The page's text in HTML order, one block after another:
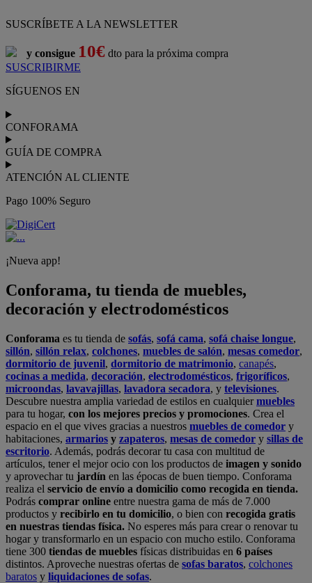
SUSCRÍBETE A LA NEWSLETTER
y consigue 10€ dto para la próxima compra
SUSCRIBIRME
SÍGUENOS EN
CONFORAMA
GUÍA DE COMPRA
ATENCIÓN AL CLIENTE
Pago 100% Seguro
¡Nueva app!
Conforama, tu tienda de muebles,
decoración y electrodomésticos
Conforama es tu tienda de sofás, sofá cama, sofá chaise longue,
sillón, sillón relax, colchones, muebles de salón, mesas comedor,
dormitorio de juvenil, dormitorio de matrimonio, canapés,
cocinas a medida, decoración, electrodomésticos, frigoríficos,
microondas, lavavajillas, lavadora secadora, y televisiones.
Descubre nuestra amplia variedad de estilos en cualquiermuebles
para tu hogar, con los mejores precios y promociones. Crea el
espacio en el que vives gracias a nuestros muebles de comedor y
habitaciones, armarios y zapateros, mesas de comedor y sillas de
escritorio. Además, podrás decorar tu casa con multitud de
artículos, tener el mejor ocio con los productos de imagen y sonido
y aprovechar tu jardín en las épocas de buen tiempo. Conforama
realiza el servicio de envío a domicilio como recogida en tienda.
Podrás comprar online entre nuestra gama de más de 7.000
productos y recibirlo en tu domicilio, o bien con recogida gratis
en nuestras tiendas física. No esperes más para crear o renovar tu
hogar y transformarlo en un espacio con mucho estilo. Conforama
tiene 300 tiendas de muebles físicas distribuidas en 6 países
distintos. Aproveche nuestras ofertas de sofas baratos, colchones
baratos y liquidaciones de sofas.